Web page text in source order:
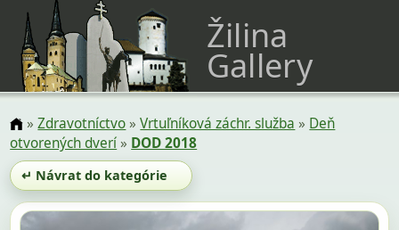
Žilina
Gallery
»Zdravotníctvo»Vrtuľníková záchr. služba » Deň
otvorených dverí» DOD 2018
↵ Návrat do kategórie